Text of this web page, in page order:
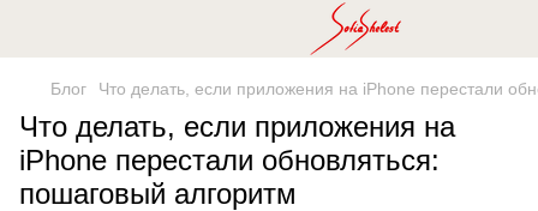
Блог Что делать, если приложения на iPhone перестали
Что делать, если приложения на
iPhone перестали обновляться:
пошаговый алгоритм